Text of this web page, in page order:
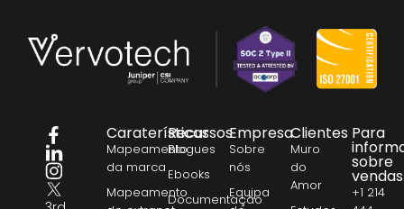
Caraterísticas
Mapeamento
da marca
Mapeamento
Recursos
Blogues
Ebooks
Documentação
Empresa
Sobre
nós
Equipa
Clientes
Muro
do
Amor
Para
sobre
vendas
+1 214